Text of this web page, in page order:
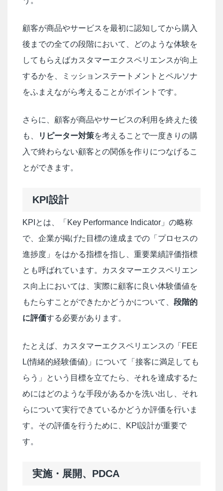
顧客が商品やサービスを最初に認知してから購入
後までの全ての段階において、どのような体験を
してもらえばカスタマーエクスペリエンスが向上
するかを、ミッションステートメントとペルソナ
をふまえながら考えることがポイントです。
さらに、顧客が商品やサービスの利用を終えた後
も、
リピーター対策を考えることで一度きりの購
入で終わらない顧客との関係を作りにつなげるこ
とができます。
KPI設計
KPIとは、「Key Performance Indicator」の略称
で、企業が掲げた目標の達成までの「プロセスの
進捗度」をはかる指標を指し、重要業績評価指標
とも呼ばれています。カスタマーエクスペリエン
ス向上においては、実際に顧客に良い体験価値を
もたらすことができたかどうかについて、 段階的
に評価する必要があります。
たとえば、カスタマーエクスペリエンスの「FEE
L(情緒的経験価値)」について「接客に満足しても
らう」という目標を立てたら、それを達成するた
めにはどのような手段があるかを洗い出し、それ
らについて実行できているかどうか評価を行いま
す。その評価を行うために、KPI設計が重要で
す。
実施・展開、PDCA